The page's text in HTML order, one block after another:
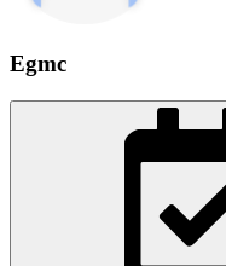
Egmc